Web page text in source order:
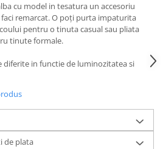
cu model in tesatura un accesoriu
remarcat. O poți purta impaturita
pentru o tinuta casual sau pliata
tinute formale.
in functie de luminozitatea si
de plata